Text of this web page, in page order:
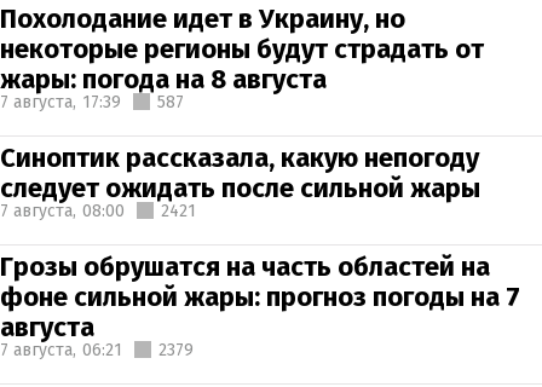
Похолодание идет в Украину, но
некоторые регионы будут страдать от
жары: погода на 8 августа
7 августа, 17:39 587
Синоптик рассказала, какую непогоду
следует ожидать после сильной жары
7 августа, 08:00 2421
Грозы обрушатся на часть областей на
фоне сильной жары: прогноз погоды на 7
августа
7 августа, 06:21 2379